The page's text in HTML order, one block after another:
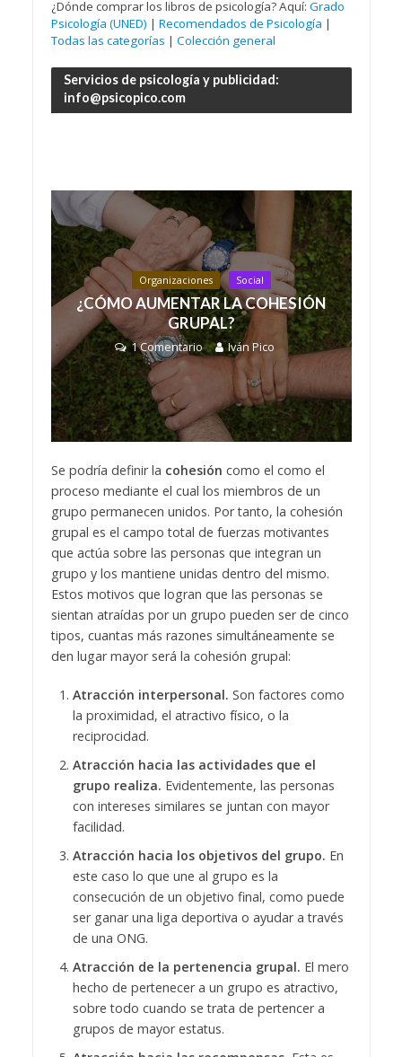
¿Dónde comprar los libros de psicología? Aquí: Grado
Psicología (UNED) | Recomendados de Psicología |
Todas las categorías | Colección general
Servicios de psicología y publicidad:
info@psicopico.com
Organizaciones Social
¿CÓMO AUMENTAR LA COHESIÓN
GRUPAL?
1 Comentario Iván Pico
Se podría definir la cohesión como el como el
proceso mediante el cual los miembros de un
grupo permanecen unidos. Por tanto, la cohesión
grupal es el campo total de fuerzas motivantes
que actúa sobre las personas que integran un
grupo y los mantiene unidas dentro del mismo.
Estos motivos que logran que las personas se
sientan atraídas por un grupo pueden ser de cinco
tipos, cuantas más razones simultáneamente se
den lugar mayor será la cohesión grupal:
Atracción interpersonal. Son factores como
la proximidad, el atractivo físico, o la
reciprocidad.
Atracción hacia las actividades que el
grupo realiza. Evidentemente, las personas
con intereses similares se juntan con mayor
facilidad.
Atracción hacia los objetivos del grupo. En
este caso lo que une al grupo es la
consecución de un objetivo final, como puede
ser ganar una liga deportiva o ayudar a través
de una ONG.
Atracción de la pertenencia grupal. El mero
hecho de pertenecer a un grupo es atractivo,
sobre todo cuando se trata de pertencer a
grupos de mayor estatus.